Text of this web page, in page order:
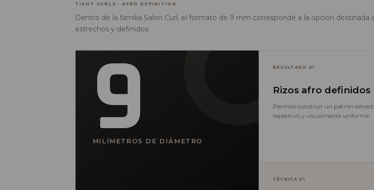
TIGHT CURLS · AFRO DEFINITION
Dentro de la familia Salon Curl, el formato de 9 mm corresponde a la opción destinada
estrechos y definidos.
9
MILÍMETROS DE DIÁMETRO
RESULTADO 01
Rizos afro definidos
Permite construir un patrón
repetitivo y visualmente uniforme.
TÉCNICA 01